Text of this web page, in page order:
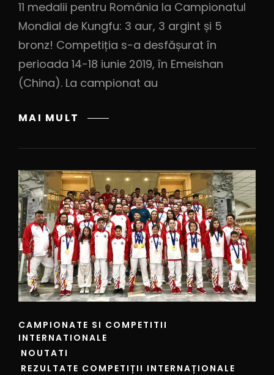
11 medalii pentru România la Campionatul
Mondial de Kungfu: 3 aur, 3 argint și 5
bronz! Competiția s-a desfășurat în
perioada 14-18 iunie 2019, în Emeishan
(China). La campionat au
MAI MULT
CAMPIONATE SI COMPETITII
INTERNATIONALE
NOUTATI
REZULTATE COMPETIȚII INTERNAȚIONALE